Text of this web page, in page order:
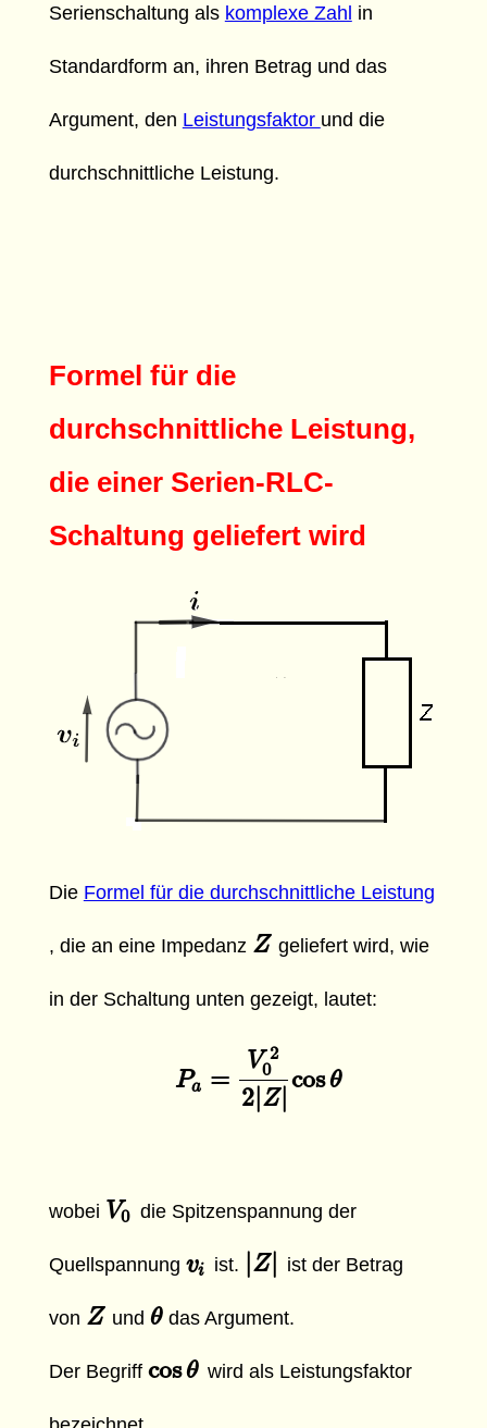
Serienschaltung als komplexe Zahl in
Standardform an, ihren Betrag und das
Argument, den Leistungsfaktor und die
durchschnittliche Leistung.
Formel für die
durchschnittliche Leistung,
die einer Serien-RLC-
Schaltung geliefert wird
Die Formel für die durchschnittliche Leistung
, die an eine Impedanz Z
Z geliefert wird, wie
in der Schaltung unten gezeigt, lautet:
Pa =
V 2
0
2| Z|
cosθ
Pa= V022|Z|cosθ
wobei V0
V0 die Spitzenspannung der
Quellspannung vi
vi ist. Z|
Z| ist der Betrag
von Z
Z und θ
θ das Argument.
Der Begriff cosθ
cosθ wird als Leistungsfaktor